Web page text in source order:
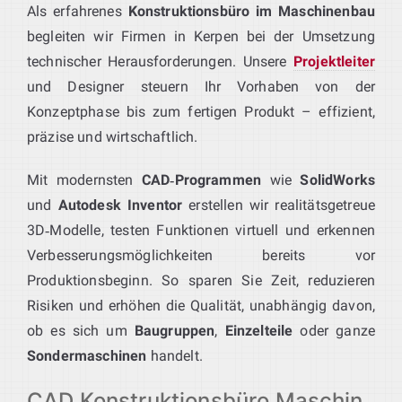
Als erfahrenes Konstruktionsbüro im Maschinenbau
begleiten wir Firmen in Kerpen bei der Umsetzung
technischer Herausforderungen. Unsere Projektleiter
und Designer steuern Ihr Vorhaben von der
Konzeptphase bis zum fertigen Produkt – effizient,
präzise und wirtschaftlich.
Mit modernsten CAD‑Programmen wieSolidWorks
und Autodesk Inventor erstellen wir realitätsgetreue
3D‑Modelle, testen Funktionen virtuell und erkennen
Verbesserungsmöglichkeiten bereits vor
Produktionsbeginn. So sparen Sie Zeit, reduzieren
Risiken und erhöhen die Qualität, unabhängig davon,
ob es sich um Baugruppen, Einzelteile oder ganze
Sondermaschinen handelt.